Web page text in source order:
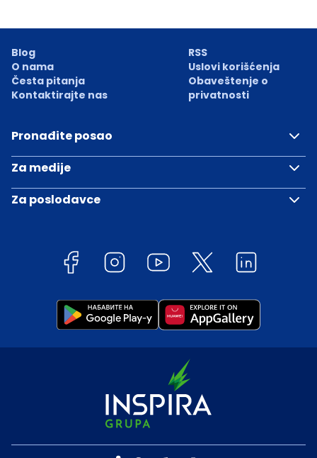
Blog
O nama
Česta pitanja
Kontaktirajte nas
RSS
Uslovi korišćenja
Obaveštenje o
privatnosti
Pronađite posao
Za medije
Za poslodavce